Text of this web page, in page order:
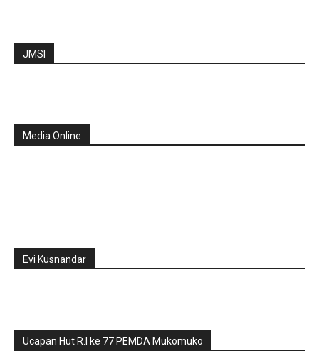
JMSI
Media Online
Evi Kusnandar
Ucapan Hut R.I ke 77 PEMDA Mukomuko